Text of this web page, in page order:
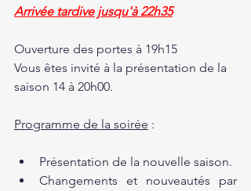
Arrivée tardive jusqu'à 22h35
Ouverture des portes à 19h15
Vous êtes invité à la présentation de la
saison 14 à 20h00.
Programme de la soirée :
Présentation de la nouvelle saison.
Changements et nouveautés par